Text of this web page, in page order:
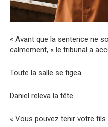
« Avant que la sentence ne
calmement, « le tribunal a
Toute la salle se figea.
Daniel releva la tête.
« Vous pouvez tenir votre fils